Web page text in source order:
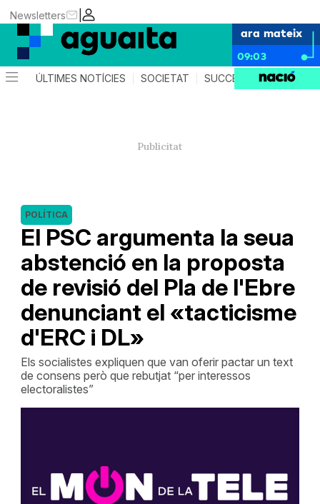
|
Newsletters
ara mateix
09:03
ÚLTIMES NOTÍCIES SOCIETAT SUCCESSOS AGENDA
El PSC argumenta la seua
abstenció en la proposta
de revisió del Pla de l'Ebre
denunciant el «tacticisme
d'ERC i DL»
POLÍTICA
Els socialistes expliquen que van oferir pactar un text
de consens però que rebutjat “per interessos
electoralistes”